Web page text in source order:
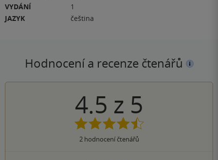
VYDÁNÍ
1
JAZYK
čeština
Hodnocení a recenze čtenářů
4.5 z 5
2hodnocení čtenářů